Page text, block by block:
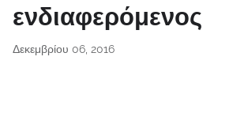
ενδιαφερόμενος
Δεκεμβρίου 06, 2016